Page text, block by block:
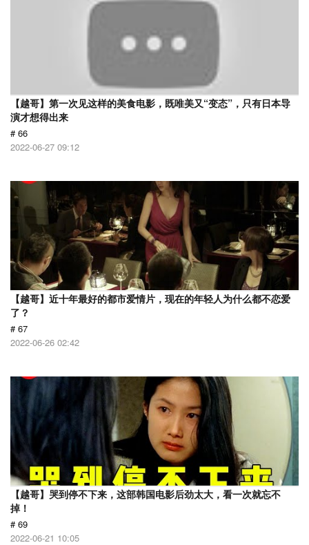
【越哥】第一次见这样的美食电影，既唯美又“变态”，只有日本导
演才想得出来
# 66
2022-06-27 09:12
【越哥】近十年最好的都市爱情片，现在的年轻人为什么都不恋爱
了？
# 67
2022-06-26 02:42
【越哥】哭到停不下来，这部韩国电影后劲太大，看一次就忘不
掉！
# 69
2022-06-21 10:05